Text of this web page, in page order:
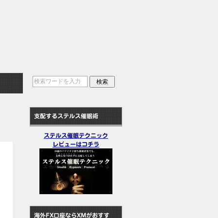
支配するステルス催眠術
ステルス催眠テクニック
レビューはコチラ
海外FX口座ならXMがおすす